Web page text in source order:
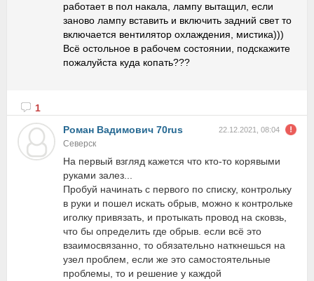
работает в пол накала, лампу вытащил, если
заново лампу вставить и включить задний свет то
включается вентилятор охлаждения, мистика)))
Всё остольное в рабочем состоянии, подскажите
пожалуйста куда копать???
1
Роман Вадимович 70rus
22.12.2021, 08:04
Северск
На первый взгляд кажется что кто-то корявыми
руками залез...
Пробуй начинать с первого по списку, контрольку
в руки и пошел искать обрыв, можно к контрольке
иголку привязать, и протыкать провод на сковзь,
что бы определить где обрыв. если всё это
взаимосвязанно, то обязательно наткнешься на
узел проблем, если же это самостоятельные
проблемы, то и решение у каждой